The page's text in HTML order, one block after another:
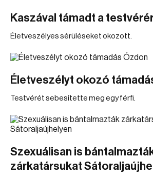
Kaszával támadt a
Életveszélyes sérüléseket okozott.
Életveszélyt okozó
Testvérét sebesítette meg egy férfi.
Szexuálisan is
zárkatársukat